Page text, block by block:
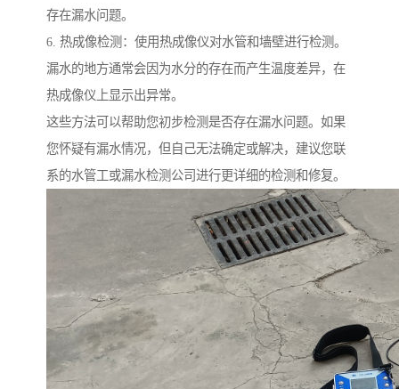
存在漏水问题。
6. 热成像检测：使用热成像仪对水管和墙壁进行检测。
漏水的地方通常会因为水分的存在而产生温度差异，在
热成像仪上显示出异常。
这些方法可以帮助您初步检测是否存在漏水问题。如果
您怀疑有漏水情况，但自己无法确定或解决，建议您联
系的水管工或漏水检测公司进行更详细的检测和修复。